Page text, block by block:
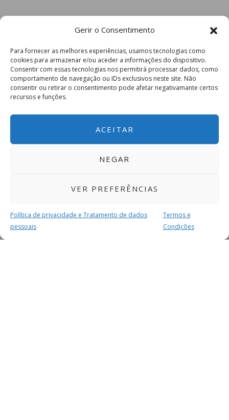
Gerir o Consentimento
Para fornecer as melhores experiências, usamos tecnologias como
cookies para armazenar e/ou aceder a informações do dispositivo.
Consentir com essas tecnologias nos permitirá processar dados, como
comportamento de navegação ou IDs exclusivos neste site. Não
consentir ou retirar o consentimento pode afetar negativamante certos
recursos e funções.
ACEITAR
NEGAR
VER PREFERÊNCIAS
Política de privacidade e Tratamento de dados
pessoais
Termos e
Condições